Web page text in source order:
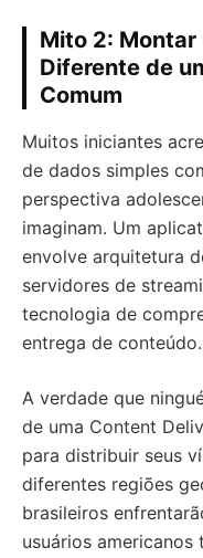
Mito 2: Montar
Diferente de
Comum
Muitos iniciantes
de dados simples
perspectiva
imaginam. Um
envolve arquitetura
servidores de
tecnologia de
entrega de conteúdo.
A verdade que
de uma Content
para distribuir seus
diferentes regiões
brasileiros
usuários americanos